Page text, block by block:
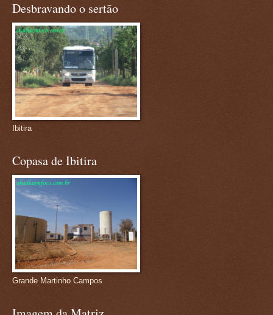
Desbravando o sertão
Ibitira
Copasa de Ibitira
Grande Martinho Campos